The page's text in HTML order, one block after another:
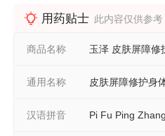
用药贴士 此内容仅供参
商品名称 玉泽 皮肤屏障修
通用名称 皮肤屏障修护身
汉语拼音 Pi Fu Ping